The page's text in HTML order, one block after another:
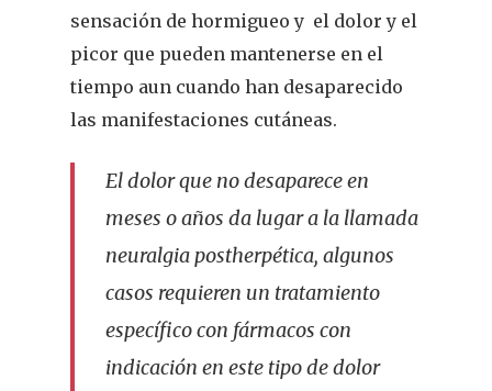
sensación de hormigueo y el dolor y el
picor que pueden mantenerse en el
tiempo aun cuando han desaparecido
las manifestaciones cutáneas.
El dolor que no desaparece en
meses o años da lugar a la llamada
neuralgia postherpética, algunos
casos requieren un tratamiento
específico con fármacos con
indicación en este tipo de dolor